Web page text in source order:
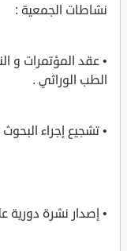
نشاطات الجمعية :
• عقد المؤتمرات و
الطب الوراثي .
• تشجيع إجراء
• إصدار نشرة